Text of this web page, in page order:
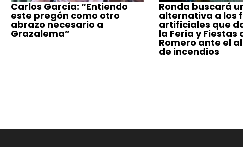
Carlos García: “Entiendo
este pregón como otro
abrazo necesario a
Grazalema”
Ronda buscará
alternativa a los
artificiales que
la Feria y Fiestas
Romero ante el
de incendios